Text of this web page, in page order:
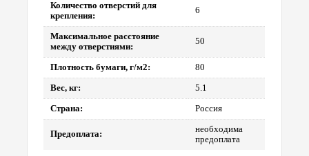
Количество отверстий для
крепления:
6
Максимальное расстояние
между отверстиями:
50
Плотность бумаги, г/м2: 80
Вес, кг: 5.1
Страна: Россия
Предоплата:
необходима
предоплата